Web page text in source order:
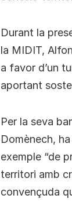
Durant la
la MIDIT,
a favor d’un
aportant
Per la seva
Domènech,
exemple “de
territori amb
convençuda